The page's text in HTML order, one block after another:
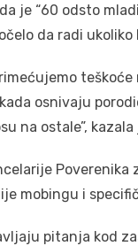
je “60 odsto
da radi ukoliko
osnivaju
na ostale”,
Poverenika
mobingu i
pitanja kod